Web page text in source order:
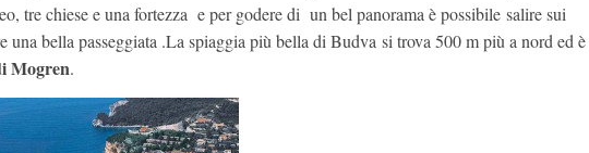
tre chiese e una fortezza e per godere di un bel panorama è possibile salire sui
una bella passeggiata .La spiaggia più bella di Budva si trova 500 m più a nord ed è
Mogren.